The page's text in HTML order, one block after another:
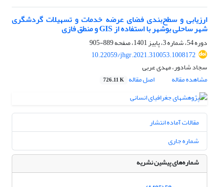
ارزیابی و سطح‌‌‌‌‌بندی فضای عرضه خدمات و تسهیلات گردشگری
شهر ساحلی بوشهر با استفاده از GIS و منطق فازی
دوره 54، شماره 3، پاییز 1401، صفحه
889-905
10.22059/jhgr.2021.310053.1008172
سجاد شادور، مهدی عربی
مشاهده مقاله
اصل مقاله 726.11 K
مقالات آماده انتشار
شماره جاری
شماره‌های پیشین نشریه